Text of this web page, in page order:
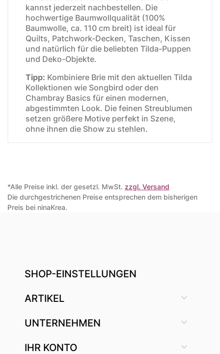
kannst jederzeit nachbestellen. Die
hochwertige Baumwollqualität (100%
Baumwolle, ca. 110 cm breit) ist ideal für
Quilts, Patchwork-Decken, Taschen, Kissen
und natürlich für die beliebten Tilda-Puppen
und Deko-Objekte.
Tipp: Kombiniere Brie mit den aktuellen Tilda
Kollektionen wie Songbird oder den
Chambray Basics für einen modernen,
abgestimmten Look. Die feinen Streublumen
setzen größere Motive perfekt in Szene,
ohne ihnen die Show zu stehlen.
*Alle Preise inkl. der gesetzl. MwSt. zzgl. Versand
Die durchgestrichenen Preise entsprechen dem bisherigen
Preis bei ninaKrea.
SHOP-EINSTELLUNGEN
ARTIKEL 
UNTERNEHMEN 
IHR KONTO 